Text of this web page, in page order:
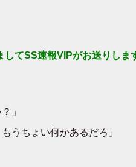
してSS速報VIPがお送りしま
」
うちょい何かあるだろ」